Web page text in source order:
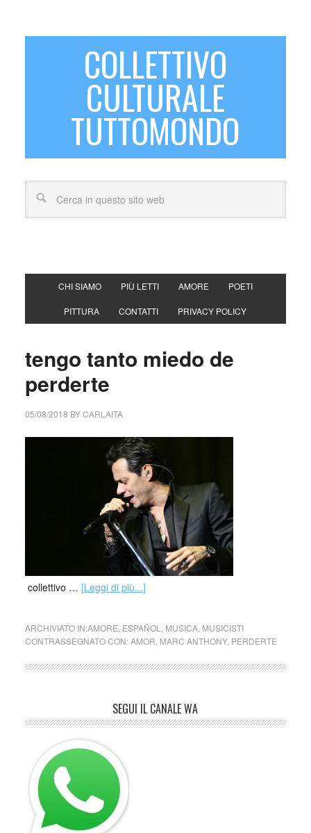
COLLETTIVO
CULTURALE
TUTTOMONDO
CHI SIAMO PIÙ LETTI AMORE POETI
PITTURA CONTATTI PRIVACY POLICY
tengo tanto miedo de
perderte
05/08/2018 BYCARLAITA
collettivo … [Leggi di più...]
ARCHIVIATO IN:AMORE ESPAÑOL MUSICA, MUSICISTI
CONTRASSEGNATO CON:AMOR MARC ANTHONY, PERDERTE
SEGUI IL CANALE WA